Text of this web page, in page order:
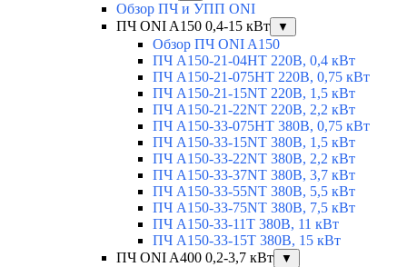
Обзор ПЧ и УПП ONI
ПЧ ONI A150 0,4-15 кВт
▼
Обзор ПЧ ONI A150
ПЧ A150-21-04HT 220В, 0,4 кВт
ПЧ A150-21-075HT 220В, 0,75 кВт
ПЧ A150-21-15NT 220В, 1,5 кВт
ПЧ A150-21-22NT 220В, 2,2 кВт
ПЧ A150-33-075HT 380В, 0,75 кВт
ПЧ A150-33-15NT 380В, 1,5 кВт
ПЧ A150-33-22NT 380В, 2,2 кВт
ПЧ A150-33-37NT 380В, 3,7 кВт
ПЧ A150-33-55NT 380В, 5,5 кВт
ПЧ A150-33-75NT 380В, 7,5 кВт
ПЧ A150-33-11T 380В, 11 кВт
ПЧ A150-33-15T 380В, 15 кВт
ПЧ ONI A400 0,2-3,7 кВт
▼